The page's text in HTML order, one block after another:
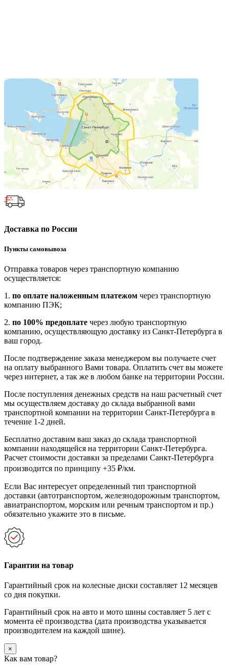
Доставка по России
Пункты самовывоза
Отправка товаров через транспортную компанию
осуществляется:
1. по оплате наложенным платежом через транспортную
компанию ПЭК;
2. по 100% предоплате через любую транспортную
компанию, осуществляющую доставку из Санкт-Петербурга в
ваш город.
После подтверждение заказа менеджером вы получаете счет
на оплату выбранного Вами товара. Оплатить счет вы можете
через интернет, а так же в любом банке на территории России.
После поступления денежных средств на наш расчетный счет
мы осуществляем доставку до склада выбранной вами
транспортной компании на территории Санкт-Петербурга в
течение 1-2 дней.
Бесплатно доставим ваш заказ до склада транспортной
компании находящейся на территории Санкт-Петербурга.
Расчет стоимости доставки за пределами Санкт-Петербурга
производится по принципу +35 ₽/км.
Если Вас интересует определенный тип транспортной
доставки (автотранспортом, железнодорожным транспортом,
авиатранспортом, морским или речным транспортом и пр.)
обязательно укажите это в письме.
Гарантии на товар
Гарантийный срок на колесные диски составляет 12 месяцев
со дня покупки.
Гарантийный срок на авто и мото шины составляет 5 лет с
момента её производства (дата производства указывается
производителем на каждой шине).
×
Как вам товар?